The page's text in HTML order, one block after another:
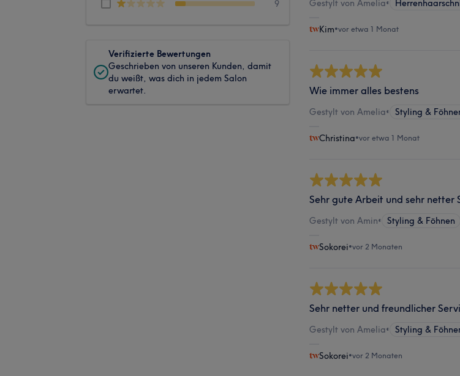
9
Verifizierte Bewertungen
Geschrieben von unseren Kunden, damit
du weißt, was dich in jedem Salon
erwartet.
Gestylt von Amelia•
Kim•vor etwa 1 Monat
Wie immer alles bestens
Gestylt von Amelia• Styling &
Christina•vor etwa 1 Monat
Sehr gute Arbeit und sehr netter
Gestylt von Amin• Styling & Föhnen
Sokorei•vor 2 Monaten
Sehr netter und freundlicher
Gestylt von Amelia• Styling &
Sokorei•vor 2 Monaten